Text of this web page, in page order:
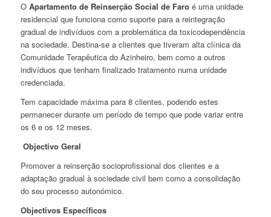
O Apartamento de Reinserção Social de Faroé uma unidade
residencial que funciona como suporte para a reintegração
gradual de indivíduos com a problemática da toxicodependência
na sociedade. Destina-se a clientes que tiveram alta clínica da
Comunidade Terapêutica do Azinheiro, bem como a outros
indivíduos que tenham finalizado tratamento numa unidade
credenciada.
Tem capacidade máxima para 8 clientes, podendo estes
permanecer durante um período de tempo que pode variar entre
os 6 e os 12 meses.
Objectivo Geral
Promover a reinserção socioprofissional dos clientes e a
adaptação gradual à sociedade civil bem como a consolidação
do seu processo autonómico.
Objectivos Específicos